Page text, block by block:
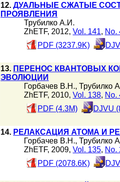
12. ДУАЛЬНЫЕ СЖАТЫЕ
ПРОЯВЛЕНИЯ
Трубилко А.И.
ZhETF, 2012, Vol. 141, No.
PDF (3237.9K)
13. ПЕРЕНОС КВАНТОВЫХ
ЭВОЛЮЦИИ
Горбачев В.Н., Трубилко
ZhETF, 2010, Vol. 138, No.
PDF (4.3M)
DJVU
14. РЕЛАКСАЦИЯ АТОМА И
Горбачев В.Н., Трубилко
ZhETF, 2009, Vol. 135, No.
PDF (2078.6K)